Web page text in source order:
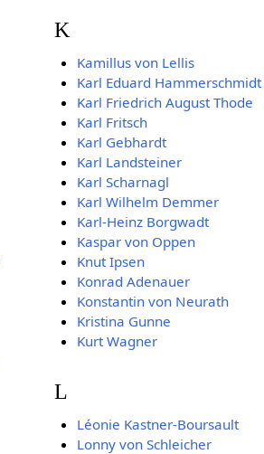
K
Kamillus von Lellis
Karl Eduard Hammerschmidt
Karl Friedrich August Thode
Karl Fritsch
Karl Gebhardt
Karl Landsteiner
Karl Scharnagl
Karl Wilhelm Demmer
Karl-Heinz Borgwadt
Kaspar von Oppen
Knut Ipsen
Konrad Adenauer
Konstantin von Neurath
Kristina Gunne
Kurt Wagner
L
Léonie Kastner-Boursault
Lonny von Schleicher